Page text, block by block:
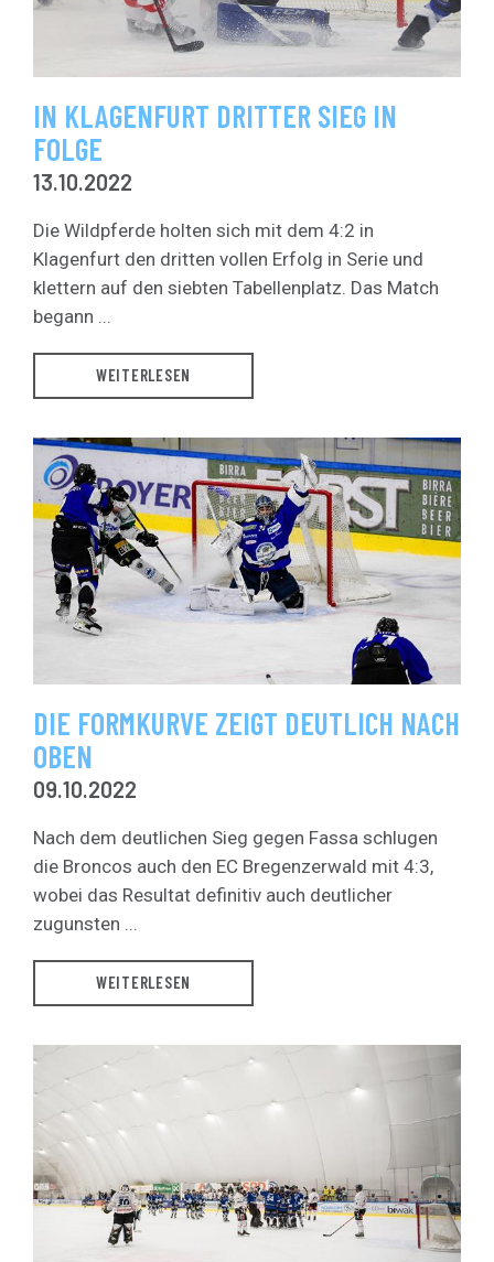
IN KLAGENFURT DRITTER SIEG IN
FOLGE
13.10.2022
Die Wildpferde holten sich mit dem 4:2 in
Klagenfurt den dritten vollen Erfolg in Serie und
klettern auf den siebten Tabellenplatz. Das Match
begann ...
WEITERLESEN
DIE FORMKURVE ZEIGT DEUTLICH NACH
OBEN
09.10.2022
Nach dem deutlichen Sieg gegen Fassa schlugen
die Broncos auch den EC Bregenzerwald mit 4:3,
wobei das Resultat definitiv auch deutlicher
zugunsten ...
WEITERLESEN